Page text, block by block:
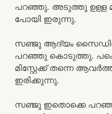
പറഞ്ഞു. അടുത്തു ഉള്ള
പോയി ഇരുന്നു.
സഞ്ജു ആദ്യം സൈഡിൽ
പറഞ്ഞു കൊടുത്തു.
മിസ്റ്റേക്ക് തന്നെ
ഇരിക്കുന്നു.
സഞ്ജു ഇതൊക്കെ